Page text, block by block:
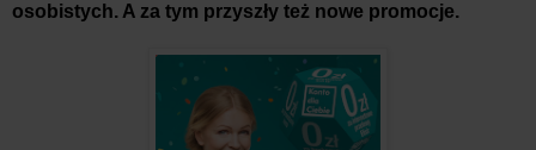
osobistych. A za tym przyszły też nowe promocje.